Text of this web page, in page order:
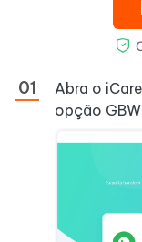
Abra o
opção